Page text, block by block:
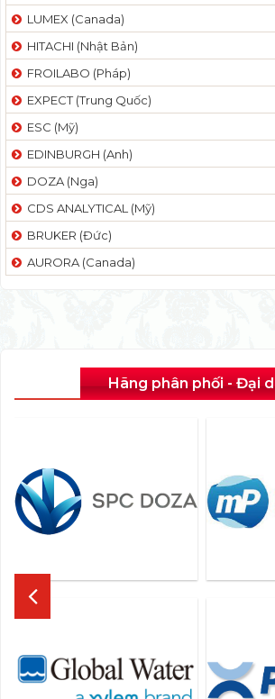
LUMEX (Canada)
HITACHI (Nhật Bản)
FROILABO (Pháp)
EXPECT (Trung Quốc)
ESC (Mỹ)
EDINBURGH (Anh)
DOZA (Nga)
CDS ANALYTICAL (Mỹ)
BRUKER (Đức)
AURORA (Canada)
Hãng phân phối - Đại